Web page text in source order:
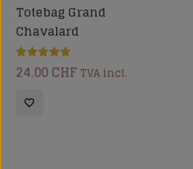
Totebag Grand
Chavalard
Note
5.00
24.00CHF TVA incl.